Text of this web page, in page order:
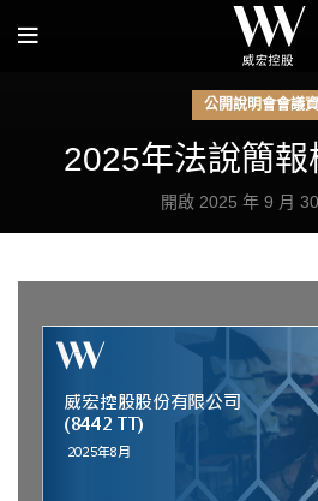
公開說明會會議
2025年法說簡報
開啟 2025 年 9 月